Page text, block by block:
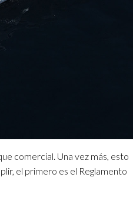
comercial. Una vez más, esto
el primero es el Reglamento